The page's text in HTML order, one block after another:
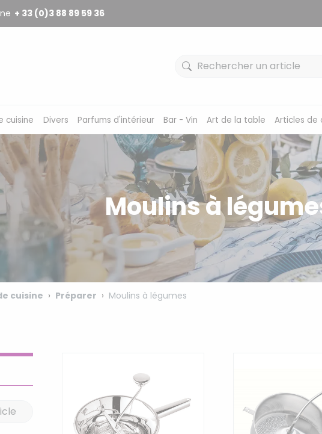
+ 33 (0)3 88 89 59 36
cuisine Divers Parfums d'intérieur Bar - Vin Art de la table Articles de
Moulins à
cuisine Préparer Moulins à légumes